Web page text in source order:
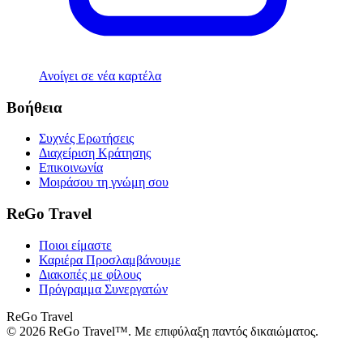
Ανοίγει σε νέα καρτέλα
Βοήθεια
Συχνές Ερωτήσεις
Διαχείριση Κράτησης
Επικοινωνία
Μοιράσου τη γνώμη σου
ReGo Travel
Ποιοι είμαστε
Καριέρα Προσλαμβάνουμε
Διακοπές με φίλους
Πρόγραμμα Συνεργατών
ReGo Travel
© 2026 ReGo Travel™. Με επιφύλαξη παντός δικαιώματος.